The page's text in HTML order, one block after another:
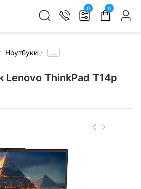
0 0
Ноутбуки .....
Lenovo ThinkPad T14p